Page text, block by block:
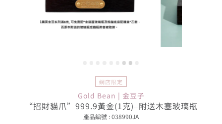
網店限定
Gold Bean | 金豆子
“招財貓爪”999.9黃金(1克)–附送木塞玻璃瓶
產品編號 : 038990JA